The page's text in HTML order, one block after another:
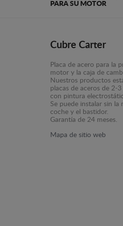
PARA SU MOTOR
Cubre Carter
Placa de acero para la
motor y la caja de
Nuestros productos
placas de aceros de 2-
con pintura
Se puede instalar sin la
coche y el bastidor.
Garantía de 24 meses.
Mapa de sitio web